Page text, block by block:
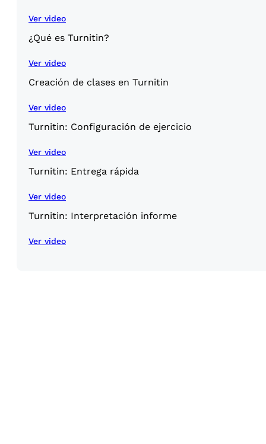
Ver video
¿Qué es Turnitin?
Ver video
Creación de clases en Turnitin
Ver video
Turnitin: Configuración de ejercicio
Ver video
Turnitin: Entrega rápida
Ver video
Turnitin: Interpretación informe
Ver video